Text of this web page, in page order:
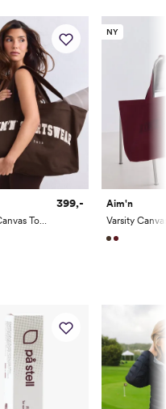
Varsity Canvas Tote Bag
399,-
NY
Aim'n